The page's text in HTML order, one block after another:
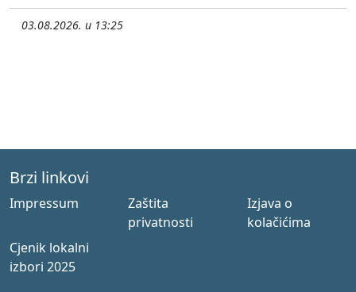
03.08.2026. u 13:25
Brzi linkovi
Impressum
Zaštita
privatnosti
Izjava o
kolačićima
Cjenik lokalni
izbori 2025